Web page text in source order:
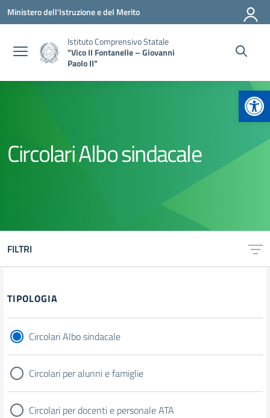
Vai ai contenuti
Vai al menu di navigazione
Vai al footer
Ministero dell'Istruzione e del Merito
Istituto Comprensivo Statale
"Vico II Fontanelle – Giovanni
Paolo II"
Circolari Albo sindacale
FILTRI
Filtri
TIPOLOGIA
Circolari Albo sindacale
Circolari per alunni e famiglie
Circolari per docenti e personale ATA